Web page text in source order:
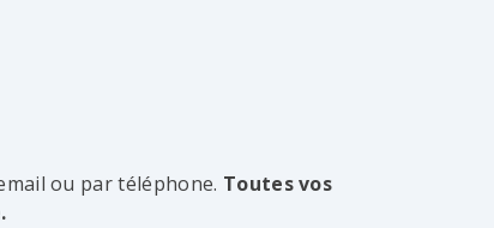
ou par téléphone. Toutes vos